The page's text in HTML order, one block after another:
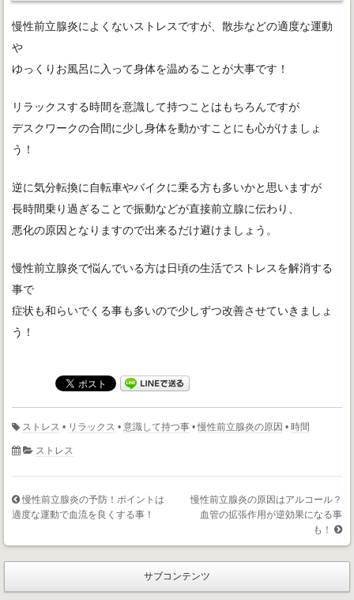
慢性前立腺炎によくないストレスですが、散歩などの適度な運動
や
ゆっくりお風呂に入って身体を温めることが大事です！
リラックスする時間を意識して持つことはもちろんですが
デスクワークの合間に少し身体を動かすことにも心がけましょ
う！
逆に気分転換に自転車やバイクに乗る方も多いかと思いますが
長時間乗り過ぎることで振動などが直接前立腺に伝わり、
悪化の原因となりますので出来るだけ避けましょう。
慢性前立腺炎で悩んでいる方は日頃の生活でストレスを解消する
事で
症状も和らいでくる事も多いので少しずつ改善させていきましょ
う！
ストレス • リラックス • 意識して持つ事 • 慢性前立腺炎の原因 • 時間
ストレス
慢性前立腺炎の予防！ポイントは
適度な運動で血流を良くする事！
慢性前立腺炎の原因はアルコール？
血管の拡張作用が逆効果になる事
も！
サブコンテンツ